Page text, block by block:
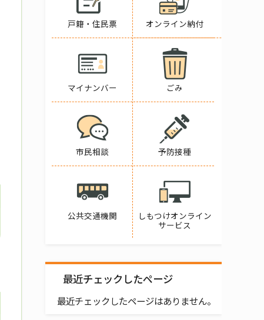
戸籍・住民票 オンライン納付
マイナンバー ごみ
市民相談 予防接種
公共交通機関
しもつけオンライン
サービス
最近チェックしたページ
最近チェックしたページはありません。